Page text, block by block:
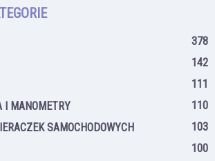
378
142
111
I MANOMETRY
110
SAMOCHODOWYCH
103
100